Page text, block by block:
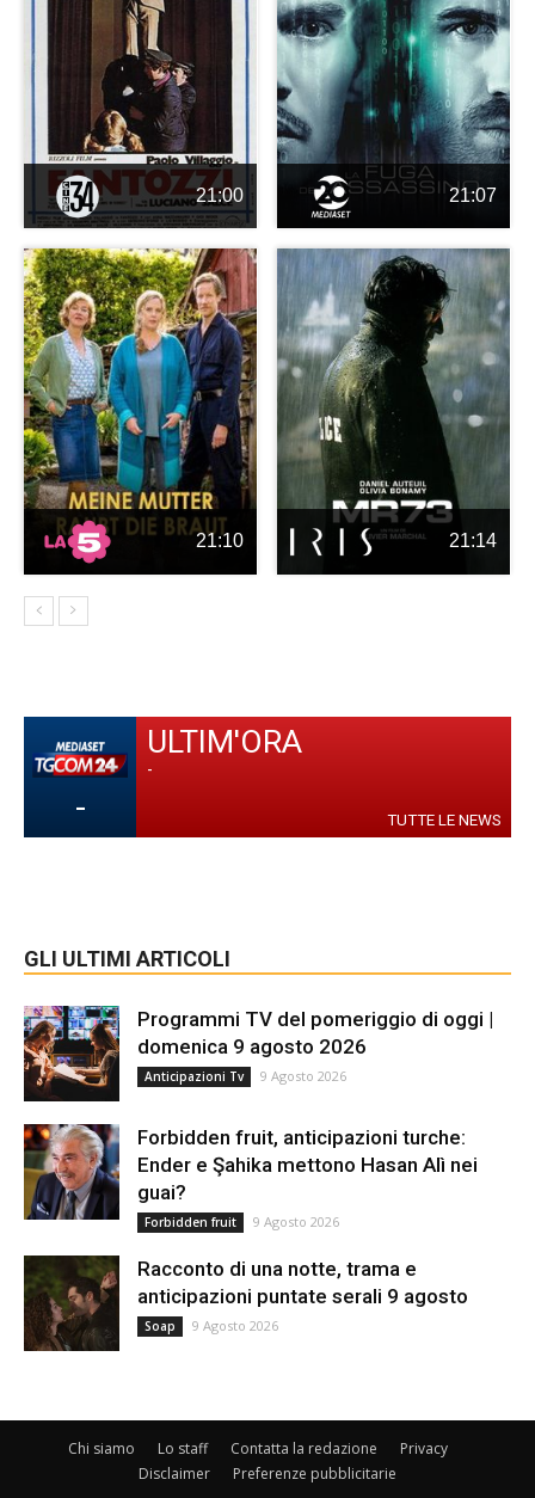
21:00 21:07
21:10 21:14
-
ULTIM'ORA
-
TUTTE LE NEWS
GLI ULTIMI ARTICOLI
Programmi TV del pomeriggio di oggi |
domenica 9 agosto 2026
Anticipazioni Tv 9 Agosto 2026
Forbidden fruit, anticipazioni turche:
Ender e Şahika mettono Hasan Alì nei
guai?
Forbidden fruit 9 Agosto 2026
Racconto di una notte, trama e
anticipazioni puntate serali 9 agosto
Soap 9 Agosto 2026
Chi siamo Lo staff Contatta la redazione
Privacy
Disclaimer
Preferenze pubblicitarie